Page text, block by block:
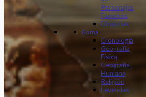
Personajes
Famosos
Dinastias
Roma
Cronología
Geografía
Física
Geografía
Humana
Religión
Leyendas